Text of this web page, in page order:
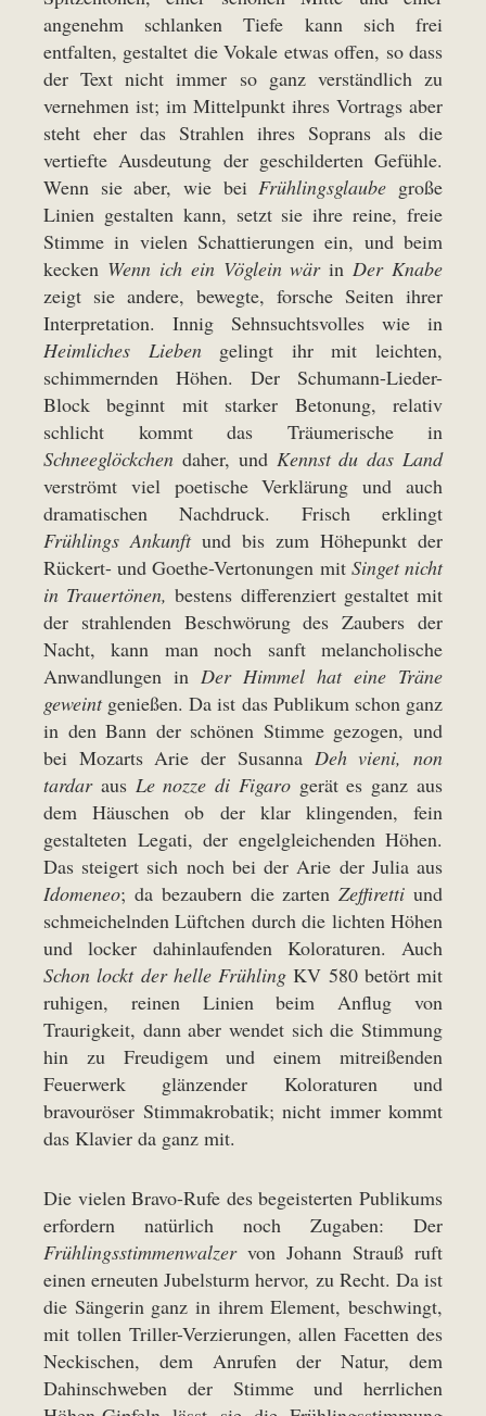
angenehm schlanken Tiefe kann sich frei
entfalten, gestaltet die Vokale etwas offen, so dass
der Text nicht immer so ganz verständlich zu
vernehmen ist; im Mittelpunkt ihres Vortrags aber
steht eher das Strahlen ihres Soprans als die
vertiefte Ausdeutung der geschilderten Gefühle.
Wenn sie aber, wie beiFrühlingsglaube große
Linien gestalten kann, setzt sie ihre reine, freie
Stimme in vielen Schattierungen ein, und beim
kecken Wenn ich ein Vöglein wärinDer Knabe
zeigt sie andere, bewegte, forsche Seiten ihrer
Interpretation. Innig Sehnsuchtsvolles wie in
Heimliches Lieben gelingt ihr mit leichten,
schimmernden Höhen. Der Schumann-Lieder-
Block beginnt mit starker Betonung, relativ
schlicht kommt das Träumerische in
Schneeglöckchen daher, und Kennst du das Land
verströmt viel poetische Verklärung und auch
dramatischen Nachdruck. Frisch erklingt
Frühlings Ankunft und bis zum Höhepunkt der
Rückert- und Goethe-Vertonungen mit Singet nicht
in Trauertönen,bestens differenziert gestaltet mit
der strahlenden Beschwörung des Zaubers der
Nacht, kann man noch sanft melancholische
Anwandlungen in Der Himmel hat eine Träne
geweint genießen. Da ist das Publikum schon ganz
in den Bann der schönen Stimme gezogen, und
bei Mozarts Arie der Susanna Deh vieni, non
tardar aus Le nozze di Figaro gerät es ganz aus
dem Häuschen ob der klar klingenden, fein
gestalteten Legati, der engelgleichenden Höhen.
Das steigert sich noch bei der Arie der Julia aus
Idomeneo; da bezaubern die zartenZeffirettiund
schmeichelnden Lüftchen durch die lichten Höhen
und locker dahinlaufenden Koloraturen. Auch
Schon lockt der helle FrühlingKV 580 betört mit
ruhigen, reinen Linien beim Anflug von
Traurigkeit, dann aber wendet sich die Stimmung
hin zu Freudigem und einem mitreißenden
Feuerwerk glänzender Koloraturen und
bravouröser Stimmakrobatik; nicht immer kommt
das Klavier da ganz mit.
Die vielen Bravo-Rufe des begeisterten Publikums
erfordern natürlich noch Zugaben: Der
Frühlingsstimmenwalzer von Johann Strauß ruft
einen erneuten Jubelsturm hervor, zu Recht. Da ist
die Sängerin ganz in ihrem Element, beschwingt,
mit tollen Triller-Verzierungen, allen Facetten des
Neckischen, dem Anrufen der Natur, dem
Dahinschweben der Stimme und herrlichen